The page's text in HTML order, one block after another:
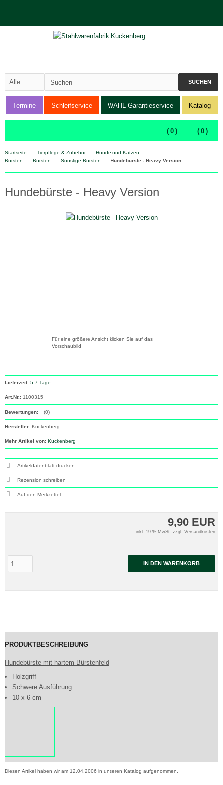
SUCHEN
Termine Schleifservice WAHL Garantieservice Katalog
( 0 )
( 0 )
Startseite Tierpflege & Zubehör
Hunde und Katzen-
Bürsten
Bürsten Sonstige-Bürsten Hundebürste - Heavy Version
Hundebürste - Heavy Version
Für eine größere Ansicht klicken Sie auf das
Vorschaubild
9,90 EUR
inkl. 19 % MwSt. zzgl. Versandkosten
IN DEN WARENKORB
Lieferzeit: 5-7 Tage
Art.Nr.: 1100315
Bewertungen: (0)
Hersteller: Kuckenberg
Mehr Artikel von: Kuckenberg
Artikeldatenblatt drucken
Rezension schreiben
PRODUKTBESCHREIBUNG
Hundebürste mit hartem Bürstenfeld
Holzgriff
Schwere Ausführung
10 x 6 cm
Diesen Artikel haben wir am 12.04.2006 in unseren Katalog aufgenommen.